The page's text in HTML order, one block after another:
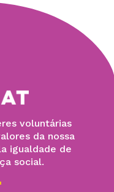
voluntárias
da nossa
igualdade de
social.